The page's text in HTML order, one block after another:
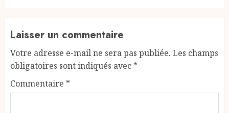
Laisser un commentaire
Votre adresse e-mail ne sera pas publiée. Les champs
obligatoires sont indiqués avec *
Commentaire *